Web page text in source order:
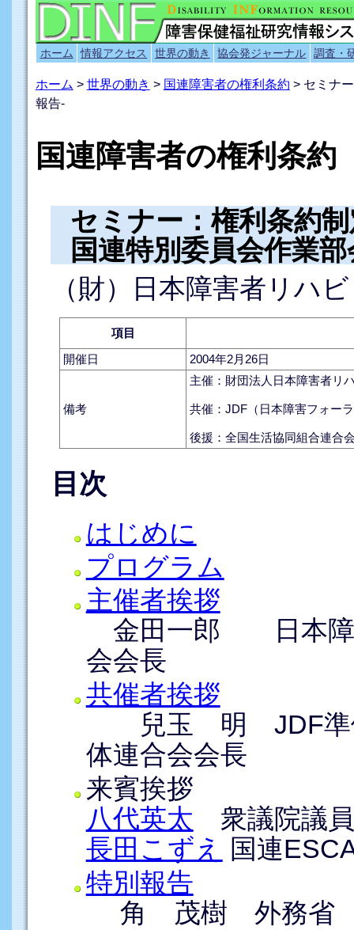
ホーム 情報アクセス 世界の動き 協会発ジャーナル 調査・
ホーム > 世界の動き > 国連障害者の権利条約 > セミナ
報告-
国連障害者の権利条約
セミナー：権利条約
国連特別委員会作業
（財）日本障害者リハ
項目
開催日
2004年2月26日
備考
主催：財団法人日本障害者リ
共催：JDF（日本障害フォー
後援：全国生活協同組合連合
目次
はじめに
プログラム
主催者挨拶
金田一郎 日本障
会会長
共催者挨拶
兒玉 明 JDF準備
体連合会会長
来賓挨拶
八代英太 衆議院議員
長田こずえ
国連
特別報告
角 茂樹 外務省